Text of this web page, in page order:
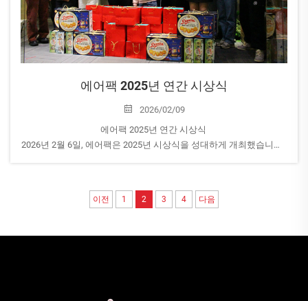
에어팩 2025년 연간 시상식
2026/02/09
에어팩 2025년 연간 시상식
2026년 2월 6일, 에어팩은 2025년 시상식을 성대하게 개최했습니다.
이전 1 2 3 4 다음